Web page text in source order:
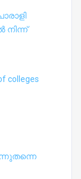
നിന്ന്
colleges